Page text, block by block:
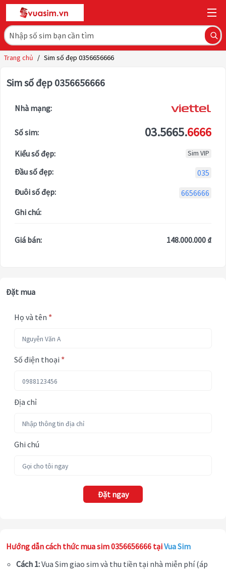
Trang chủ / Sim số đẹp 0356656666
Sim số đẹp 0356656666
Nhà mạng:
Số sim: 03.5665.6666
Kiểu số đẹp: Sim VIP
Đầu số đẹp:
035
Đuôi số đẹp:
6656666
Ghi chú:
Giá bán: 148.000.000 ₫
Đặt mua
Họ và tên *
Số điện thoại *
Địa chỉ
Ghi chú
Đặt ngay
Hướng dẫn cách thức mua sim 0356656666 tạiVua Sim
Cách 1:Vua Sim giao sim và thu tiền tại nhà miễn phí (áp